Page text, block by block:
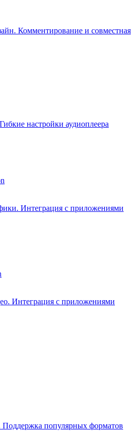
Комментирование и совместная
настройки аудиоплеера
Интеграция с приложениями
Интеграция с приложениями
Поддержка популярных форматов